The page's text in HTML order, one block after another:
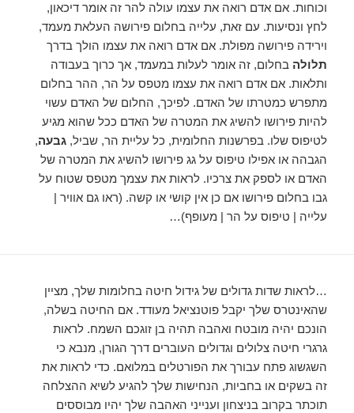
וכוחות. אם אדם רואה את עצמו עולה להר זה אומר דיכאון,
לחץ ונסיעות. עם זאת, עלייה בחלום פירושה העלאת מעמד,
וירידה פירושה מפולת. אם אדם רואה את עצמו הולך בדרך
תלולה בחלום, זה אומר לעלות במעמד, אך כרוך בעבודה
ותלאות. אם אדם רואה את עצמו מטפס על הר, ההר בחלום
מתפרש כמטרתו של האדם. לפיכך, החלום של האדם עשוי
להיות פירושו להשיג את המטרה של האדם ככל שהוא מגיע
לטיפוס שלו. בפרשנות החלומית, כל עליית הר, שביל,גבעה,
הגבהה או אפילו טיפוס על גג פירושו להשיג את המטרה של
האדם או לספק את צרכיו. לראות את עצמך מטפס שטוח על
גבו בחלום פירושו אם כן אין קושי או קשה. (ראו גם אוויר |
עלייה | טיפוס על הר | מעופף)…
…לראות שדות גדולים של גידול חיטה בחלומות שלך, מציין
שהאינטרס שלך יקבל פוטנציאל מעודד. אם החיטה בשלה,
הונכם יהיה מובטח ואהבה תהיה בן זוגכם השמח. לראות
גרגרי חיטה צלולים וגדולים העוברים דרך הגורן, מנבא כי
השגשוג פתח עבורך את הפורטלים במלואם. כדי לראות את
זה בשקים או בחביות, הנחישות שלך להגיע לשיא ההצלחה
תוכתר בקרוב בניצחון וענייני האהבה שלך יהיו מבוססים